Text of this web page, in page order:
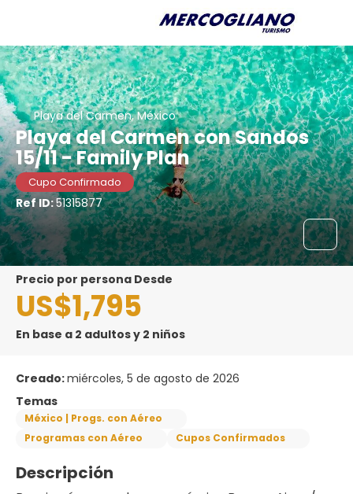
Playa del Carmen, México
Playa del Carmen con Sandos
15/11 - Family Plan
Cupo Confirmado
Ref ID:51315877
precio por persona Desde
US$1,795
En base a 2 adultos y 2 niños
Creado:miércoles, 5 de agosto de 2026
Temas
México | Progs. con Aéreo
Programas con Aéreo
Cupos Confirmados
Descripción